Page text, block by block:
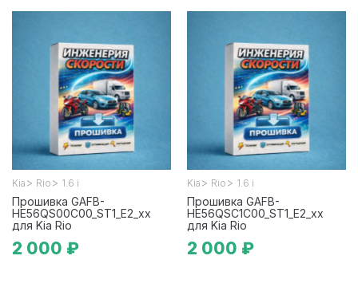
Kia > Rio > 1.6 i
Прошивка GAFB-
HE56QS00C00_ST1_E2_xx
для Kia Rio
2 000 ₽
Kia > Rio > 1.6 i
Прошивка GAFB-
HE56QSC1C00_ST1_E2_xx
для Kia Rio
2 000 ₽